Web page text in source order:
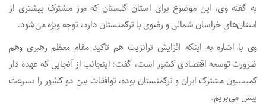
به گفته وی، این موضوع برای استان گلستان که مرز مشترک بیشتری از
استان‌های خراسان شمالی و رضوی با ترکمنستان دارد، توجه ویژه می‌شود.
وی با اشاره به اینکه افزایش ترانزیت هم تاکید مقام معظم رهبری وهم
ضرورت توسعه اقتصادی کشور است، گفت: اینجانب از آنجایی که عهده دار
کمیسیون مشترک ایران و ترکمنستان بوده، توافقات بین دو کشور را بسرعت
پیش می‌بریم.